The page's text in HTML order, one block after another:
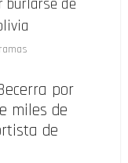
por
miles de
de